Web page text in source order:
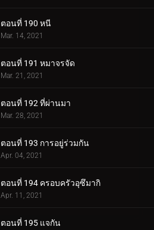
ตอนที่ 190 หนี
Mar. 14, 2021
ตอนที่ 191 หมาจรจัด
Mar. 21, 2021
ตอนที่ 192 ที่ผ่านมา
Mar. 28, 2021
ตอนที่ 193 การอยู่ร่วมกัน
Apr. 04, 2021
ตอนที่ 194 ครอบครัวอุซึมากิ
Apr. 11, 2021
ตอนที่ 195 แจกัน